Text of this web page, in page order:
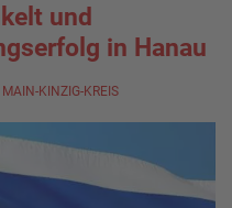
und
in Hanau
MAIN-KINZIG-KREIS